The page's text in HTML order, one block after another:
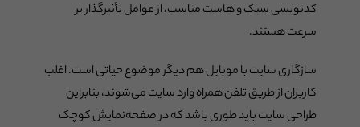
کدنویسی سبک و هاست مناسب، از عوامل تأثیرگذار بر
سرعت هستند.
سازگاری سایت با موبایل هم دیگر موضوع حیاتی است. اغلب
کاربران از طریق تلفن همراه وارد سایت می‌شوند، بنابراین
طراحی سایت باید طوری باشد که در صفحه‌نمایش کوچک